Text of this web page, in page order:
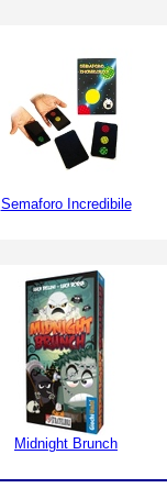
Semaforo Incredibile
Midnight Brunch